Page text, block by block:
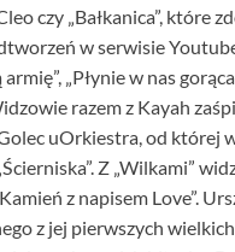
czy „Bałkanica”, które
w serwisie
„Płynie w nas
razem z Kayah
uOrkiestra, od której
Z „Wilkami”
z napisem Love”.
z jej pierwszych